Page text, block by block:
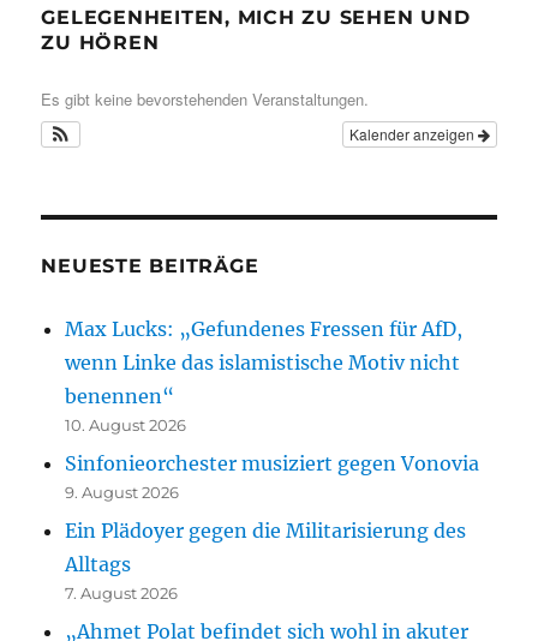
GELEGENHEITEN, MICH ZU SEHEN UND
ZU HÖREN
Es gibt keine bevorstehenden Veranstaltungen.
Kalender anzeigen
NEUESTE BEITRÄGE
Max Lucks: „Gefundenes Fressen für AfD,
wenn Linke das islamistische Motiv nicht
benennen“
10. August 2026
Sinfonieorchester musiziert gegen Vonovia
9. August 2026
Ein Plädoyer gegen die Militarisierung des
Alltags
7. August 2026
„Ahmet Polat befindet sich wohl in akuter